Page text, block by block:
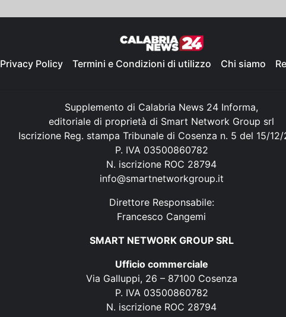
Privacy Policy Termini e Condizioni di utilizzo Chi siamo
Supplemento di Calabria News 24 Informa,
editoriale di proprietà di Smart Network Group srl
Iscrizione Reg. stampa Tribunale di Cosenza n. 5 del 15/12/
P. IVA 03500860782
N. iscrizione ROC 28794
info@smartnetworkgroup.it
Direttore Responsabile:
Francesco Cangemi
SMART NETWORK GROUP SRL
Ufficio commerciale
Via Galluppi, 26 – 87100 Cosenza
P. IVA 03500860782
N. iscrizione ROC 28794